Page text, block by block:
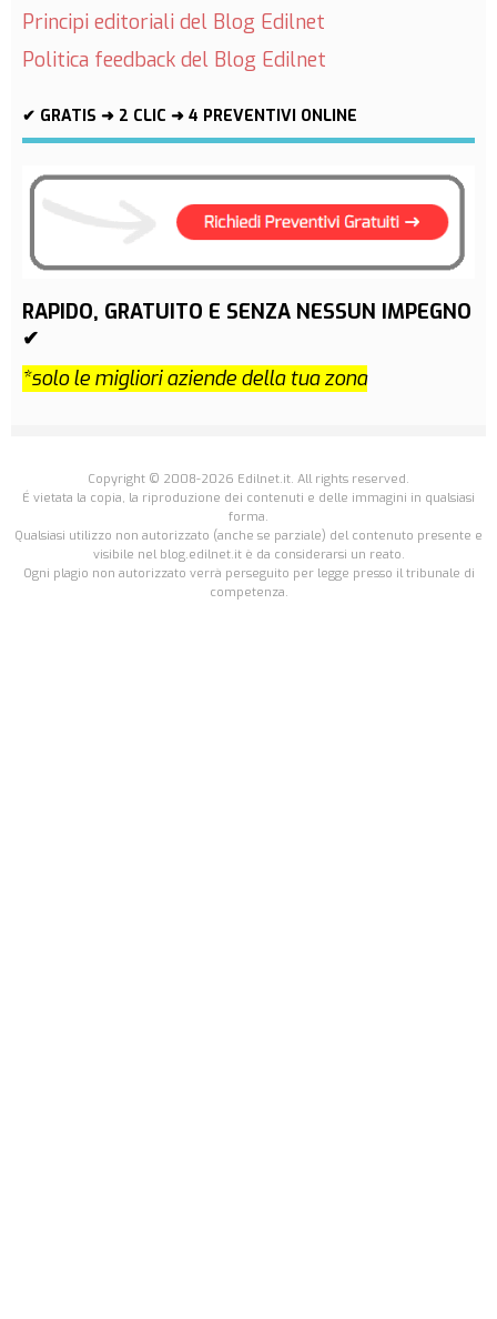
Principi editoriali del Blog Edilnet
Politica feedback del Blog Edilnet
✔ GRATIS ➜ 2 CLIC ➜ 4 PREVENTIVI ONLINE
RAPIDO, GRATUITO E SENZA NESSUN IMPEGNO
✔
*solo le migliori aziende della tua zona
Copyright © 2008-2026 Edilnet.it. All rights reserved.
É vietata la copia, la riproduzione dei contenuti e delle immagini in qualsiasi
forma.
Qualsiasi utilizzo non autorizzato (anche se parziale) del contenuto presente e
visibile nel blog.edilnet.it è da considerarsi un reato.
Ogni plagio non autorizzato verrà perseguito per legge presso il tribunale di
competenza.